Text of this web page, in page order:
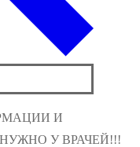
И
У ВРАЧЕЙ!!!